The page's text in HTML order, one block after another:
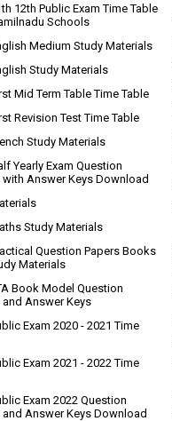
12th Public Exam Time Table
Schools
Medium Study Materials
Study Materials
Mid Term Table Time Table
Revision Test Time Table
Study Materials
Yearly Exam Question
with Answer Keys Download
Study Materials
Question Papers Books
Materials
Book Model Question
and Answer Keys
Exam 2020 - 2021 Time
Exam 2021 - 2022 Time
Exam 2022 Question
and Answer Keys Download